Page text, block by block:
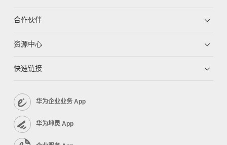
合作伙伴
资源中心
快速链接
华为企业业务 App
华为坤灵 App